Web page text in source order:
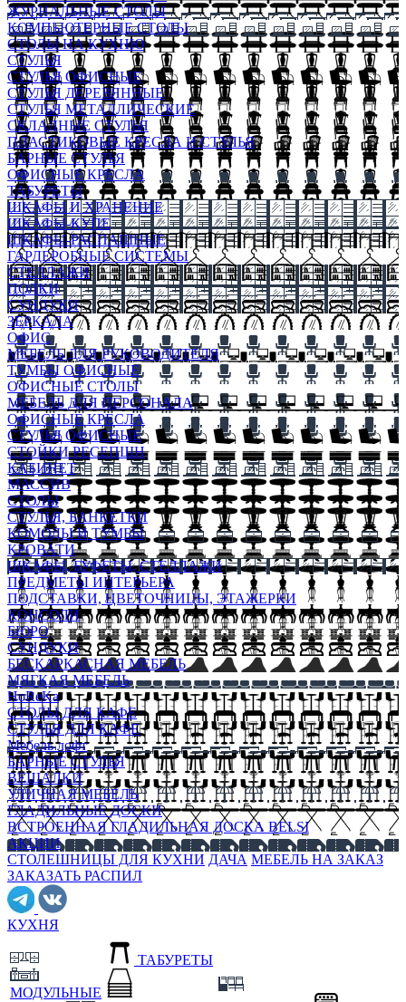
ЖУРНАЛЬНЫЕ СТОЛЫ
КОМПЬЮТЕРНЫЕ СТОЛЫ
СТОЛЫ НА КУХНЮ
СТУЛЬЯ
СТУЛЬЯ ОФИСНЫЕ
СТУЛЬЯ ДЕРЕВЯННЫЕ
СТУЛЬЯ МЕТАЛЛИЧЕСКИЕ
СКЛАДНЫЕ СТУЛЬЯ
ПЛАСТИКОВЫЕ КРЕСЛА И СТУЛЬЯ
БАРНЫЕ СТУЛЬЯ
ОФИСНЫЕ КРЕСЛА
ТАБУРЕТЫ
ШКАФЫ И ХРАНЕНИЕ
ШКАФЫ-КУПЕ
ШКАФЫ-РАСПАШНЫЕ
ГАРДЕРОБНЫЕ СИСТЕМЫ
СТЕЛЛАЖИ
ПОЛКИ
СУНДУКИ
ЗЕРКАЛА
ОФИС
МЕБЕЛЬ ДЛЯ РУКОВОДИТЕЛЯ
ТУМБЫ ОФИСНЫЕ
ОФИСНЫЕ СТОЛЫ
МЕБЕЛЬ ДЛЯ ПЕРСОНАЛА
ОФИСНЫЕ КРЕСЛА
СТУЛЬЯ ОФИСНЫЕ
СТОЙКИ РЕСЕПШН
КАБИНЕТ
МАССИВ
СТОЛЫ
СТУЛЬЯ, БАНКЕТКИ
КОМОДЫ И ТУМБЫ
КРОВАТИ
ШКАФЫ, БУФЕТЫ, СТЕЛЛАЖИ
ПРЕДМЕТЫ ИНТЕРЬЕРА
ПОДСТАВКИ, ЦВЕТОЧНИЦЫ, ЭТАЖЕРКИ
КОНСОЛИ
БЮРО
СУНДУКИ
БЕСКАРКАСНАЯ МЕБЕЛЬ
МЯГКАЯ МЕБЕЛЬ
HoReKa
СТОЛЫ ДЛЯ КАФЕ
СТУЛЬЯ ДЛЯ КАФЕ
Мебель лофт
БАРНЫЕ СТУЛЬЯ
ВЕШАЛКИ
УЛИЧНАЯ МЕБЕЛЬ
ГЛАДИЛЬНЫЕ ДОСКИ
ВСТРОЕННАЯ ГЛАДИЛЬНАЯ ДОСКА BELSI
АКЦИИ
СТОЛЕШНИЦЫ ДЛЯ КУХНИ ДАЧА МЕБЕЛЬ НА ЗАКАЗ
ЗАКАЗАТЬ РАСПИЛ
КУХНЯ
МОДУЛЬНЫЕ
ТАБУРЕТЫ